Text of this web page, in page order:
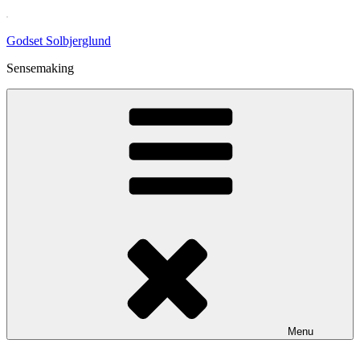
content
Godset Solbjerglund
Sensemaking
Menu